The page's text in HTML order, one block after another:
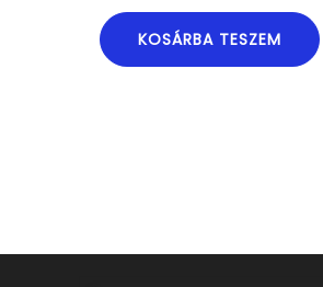
KOSÁRBA TESZEM